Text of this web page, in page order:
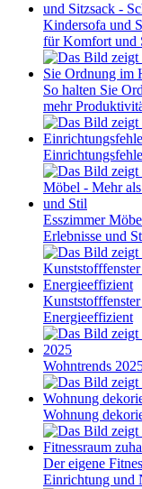
Kindersofa und
für Komfort und
So halten Sie
mehr
Esszimmer
Erlebnisse und
Energieeffizient
Wohntrends
Wohnung
Der eigene
Einrichtung und